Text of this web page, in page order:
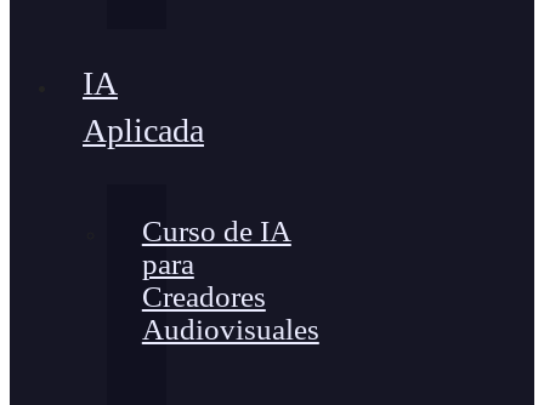
IA
Aplicada
Curso de IA
para
Creadores
Audiovisuales